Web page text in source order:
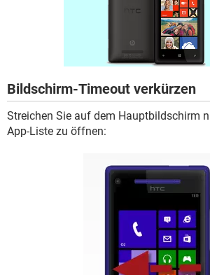
Bildschirm-Timeout verkürzen
Streichen Sie auf dem Hauptbildschirm
App-Liste zu öffnen: